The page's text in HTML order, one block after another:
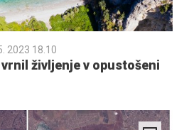
2023 18.10
življenje v opustošeni